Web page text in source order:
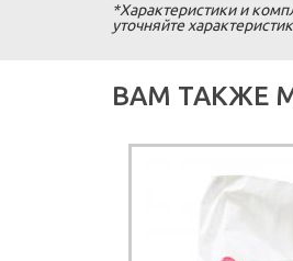
*Характеристики и
уточняйте
ВАМ ТАКЖЕ